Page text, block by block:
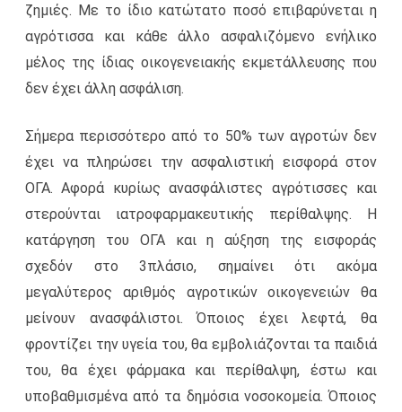
ζημιές. Με το ίδιο κατώτατο ποσό επιβαρύνεται η
αγρότισσα και κάθε άλλο ασφαλιζόμενο ενήλικο
μέλος της ίδιας οικογενειακής εκμετάλλευσης που
δεν έχει άλλη ασφάλιση.
Σήμερα περισσότερο από το 50% των αγροτών δεν
έχει να πληρώσει την ασφαλιστική εισφορά στον
ΟΓΑ. Αφορά κυρίως ανασφάλιστες αγρότισσες και
στερούνται ιατροφαρμακευτικής περίθαλψης. Η
κατάργηση του ΟΓΑ και η αύξηση της εισφοράς
σχεδόν στο 3πλάσιο, σημαίνει ότι ακόμα
μεγαλύτερος αριθμός αγροτικών οικογενειών θα
μείνουν ανασφάλιστοι. Όποιος έχει λεφτά, θα
φροντίζει την υγεία του, θα εμβολιάζονται τα παιδιά
του, θα έχει φάρμακα και περίθαλψη, έστω και
υποβαθμισμένα από τα δημόσια νοσοκομεία. Όποιος